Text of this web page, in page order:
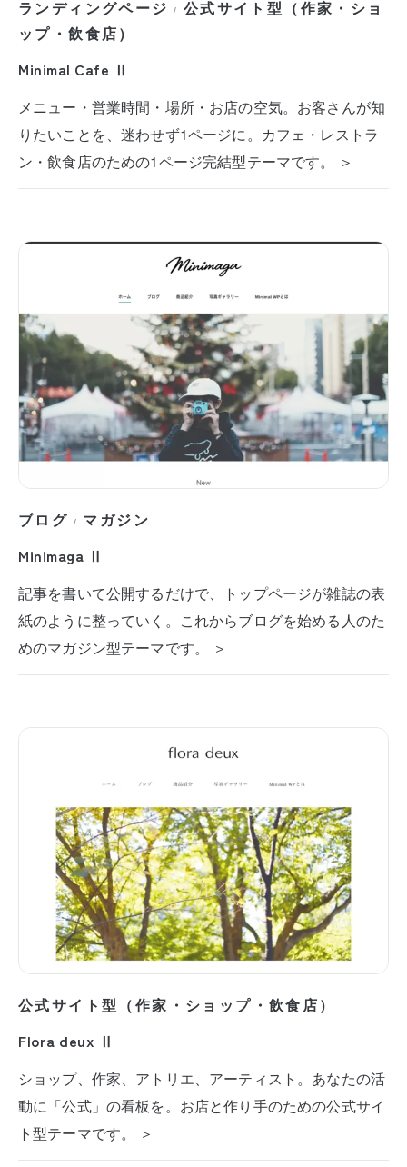
ランディングページ / 公式サイト型（作家・ショ
ップ・飲食店）
Minimal Cafe Ⅱ
メニュー・営業時間・場所・お店の空気。お客さんが知
りたいことを、迷わせず1ページに。カフェ・レストラ
ン・飲食店のための1ページ完結型テーマです。 ＞
ブログ / マガジン
Minimaga Ⅱ
記事を書いて公開するだけで、トップページが雑誌の表
紙のように整っていく。これからブログを始める人のた
めのマガジン型テーマです。 ＞
公式サイト型（作家・ショップ・飲食店）
Flora deux Ⅱ
ショップ、作家、アトリエ、アーティスト。あなたの活
動に「公式」の看板を。お店と作り手のための公式サイ
ト型テーマです。 ＞